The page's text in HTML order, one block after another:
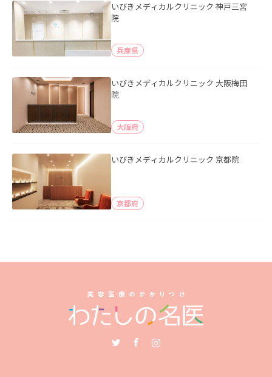
いびきメディカルクリニック 神戸三宮
院
兵庫県
いびきメディカルクリニック 大阪梅田
院
大阪府
いびきメディカルクリニック 京都院
京都府